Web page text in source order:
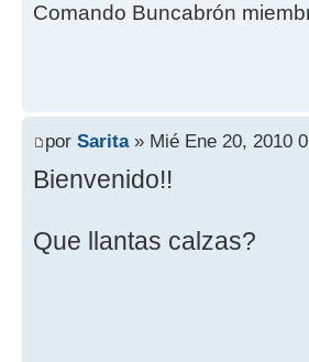
Comando Buncabrón
por Sarita» Mié Ene 20, 2010
Bienvenido!!
Que llantas calzas?